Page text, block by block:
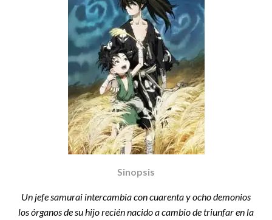
Sinopsis
Un jefe samurai intercambia con cuarenta y ocho demonios
los órganos de su hijo recién nacido a cambio de triunfar en la